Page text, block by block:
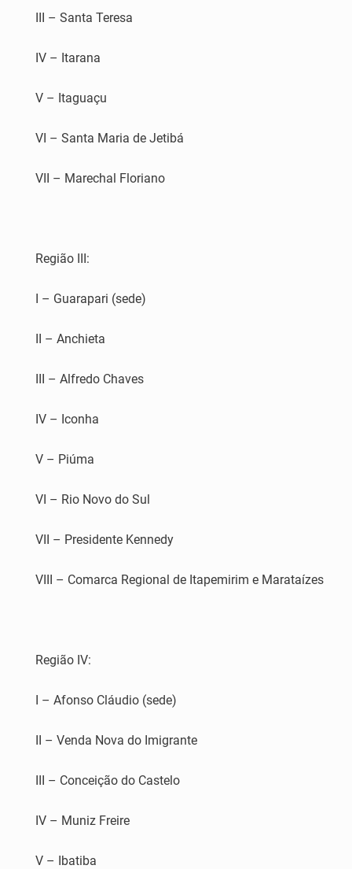
III – Santa Teresa
IV – Itarana
V – Itaguaçu
VI – Santa Maria de Jetibá
VII – Marechal Floriano
Região III:
I – Guarapari (sede)
II – Anchieta
III – Alfredo Chaves
IV – Iconha
V – Piúma
VI – Rio Novo do Sul
VII – Presidente Kennedy
VIII – Comarca Regional de Itapemirim e Marataízes
Região IV:
I – Afonso Cláudio (sede)
II – Venda Nova do Imigrante
III – Conceição do Castelo
IV – Muniz Freire
V – Ibatiba